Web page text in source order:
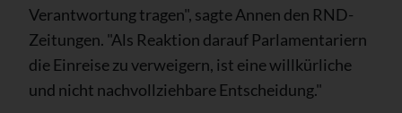
Verantwortung tragen", sagte Annen den RND-
Zeitungen. "Als Reaktion darauf Parlamentariern
die Einreise zu verweigern, ist eine willkürliche
und nicht nachvollziehbare Entscheidung."